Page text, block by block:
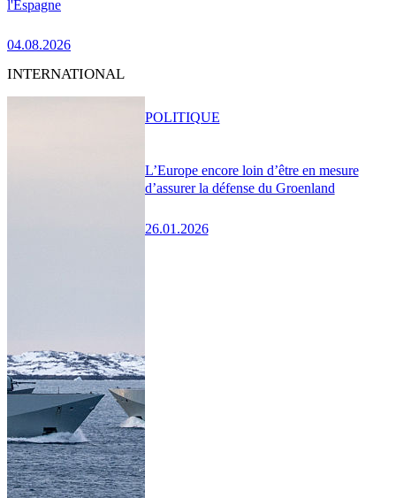
l'Espagne
04.08.2026
INTERNATIONAL
L’Europe encore loin d’être en mesure
d’assurer la défense du Groenland
26.01.2026
POLITIQUE